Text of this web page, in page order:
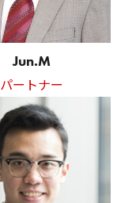
Jun.M
パートナー